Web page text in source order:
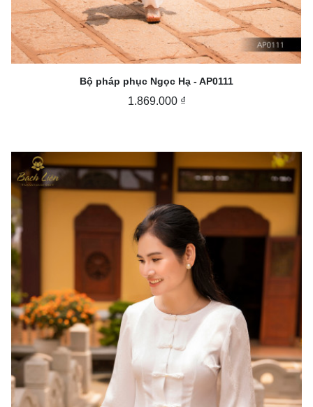
Bộ pháp phục Ngọc Hạ - AP0111
1.869.000 ₫